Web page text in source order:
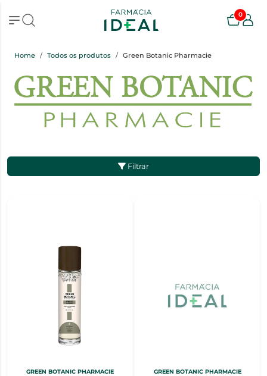
0
Home Todos os produtos Green Botanic Pharmacie
Filtrar
GREEN BOTANIC PHARMACIE GREEN BOTANIC PHARMACIE